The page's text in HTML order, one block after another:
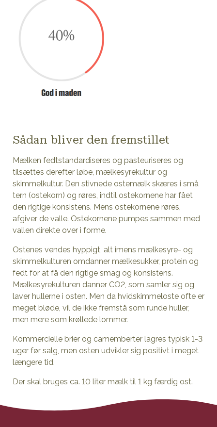
Sådan bliver den fremstillet
Mælken fedtstandardiseres og pasteuriseres og
tilsættes derefter løbe, mælkesyrekultur og
skimmelkultur. Den stivnede ostemælk skæres i små
tern (ostekorn) og røres, indtil ostekornene har fået
den rigtige konsistens. Mens ostekornene røres,
afgiver de valle. Ostekornene pumpes sammen med
vallen direkte over i forme.
Ostenes vendes hyppigt, alt imens mælkesyre- og
skimmelkulturen omdanner mælkesukker, protein og
fedt for at få den rigtige smag og konsistens.
Mælkesyrekulturen danner CO2, som samler sig og
laver hullerne i osten. Men da hvidskimmeloste ofte er
meget bløde, vil de ikke fremstå som runde huller,
men mere som krøllede lommer.
Kommercielle brier og camemberter lagres typisk 1-3
uger før salg, men osten udvikler sig positivt i meget
længere tid.
Der skal bruges ca. 10 liter mælk til 1 kg færdig ost.